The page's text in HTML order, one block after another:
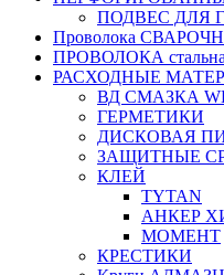
ПОДВЕС ДЛЯ
Проволока
ПРОВОЛОКА
РАСХОДНЫЕ
ВД СМАЗКА
ГЕРМЕТИКИ
ДИСКОВАЯ
ЗАЩИТНЫЕ
КЛЕЙ
TYTAN
АНКЕР
МОМЕНТ
КРЕСТИКИ